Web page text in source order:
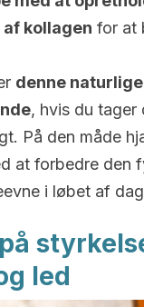
kollagen for at
denne
, hvis du tager
På den måde
at forbedre den
i løbet af
led